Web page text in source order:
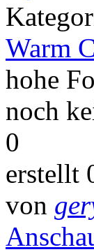
Warm
hohe
noch
0
erstellt
von